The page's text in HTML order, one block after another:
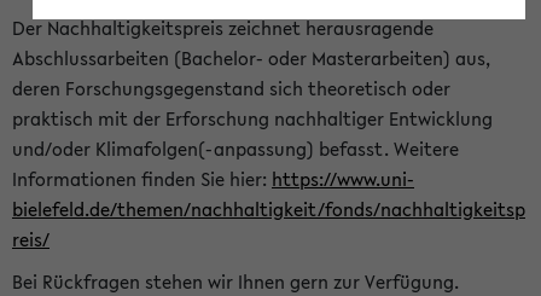
Der Nachhaltigkeitspreis zeichnet herausragende
Abschlussarbeiten (Bachelor- oder Masterarbeiten) aus,
deren Forschungsgegenstand sich theoretisch oder
praktisch mit der Erforschung nachhaltiger Entwicklung
und/oder Klimafolgen(-anpassung) befasst. Weitere
Informationen finden Sie hier: https://www.uni-
bielefeld.de/themen/nachhaltigkeit/fonds/nachhaltigkeitsp
reis/
Bei Rückfragen stehen wir Ihnen gern zur Verfügung.